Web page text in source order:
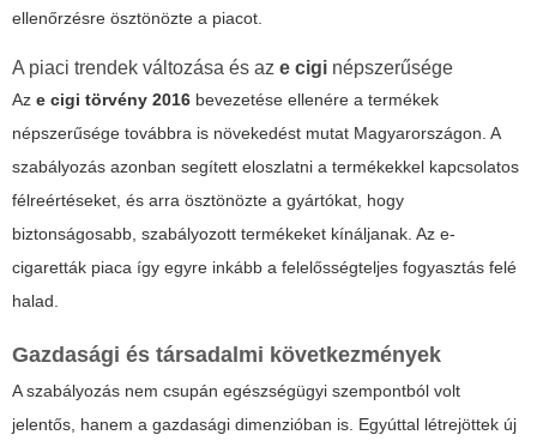
ellenőrzésre ösztönözte a piacot.
A piaci trendek változása és az e cigi népszerűsége
Az e cigi törvény 2016 bevezetése ellenére a termékek
népszerűsége továbbra is növekedést mutat Magyarországon. A
szabályozás azonban segített eloszlatni a termékekkel kapcsolatos
félreértéseket, és arra ösztönözte a gyártókat, hogy
biztonságosabb, szabályozott termékeket kínáljanak. Az e-
cigaretták piaca így egyre inkább a felelősségteljes fogyasztás felé
halad.
Gazdasági és társadalmi következmények
A szabályozás nem csupán egészségügyi szempontból volt
jelentős, hanem a gazdasági dimenzióban is. Egyúttal létrejöttek új